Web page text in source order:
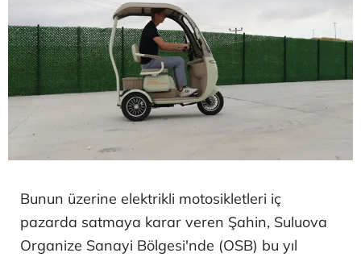
Bunun üzerine elektrikli motosikletleri iç
pazarda satmaya karar veren Şahin, Suluova
Organize Sanayi Bölgesi'nde (OSB) bu yıl